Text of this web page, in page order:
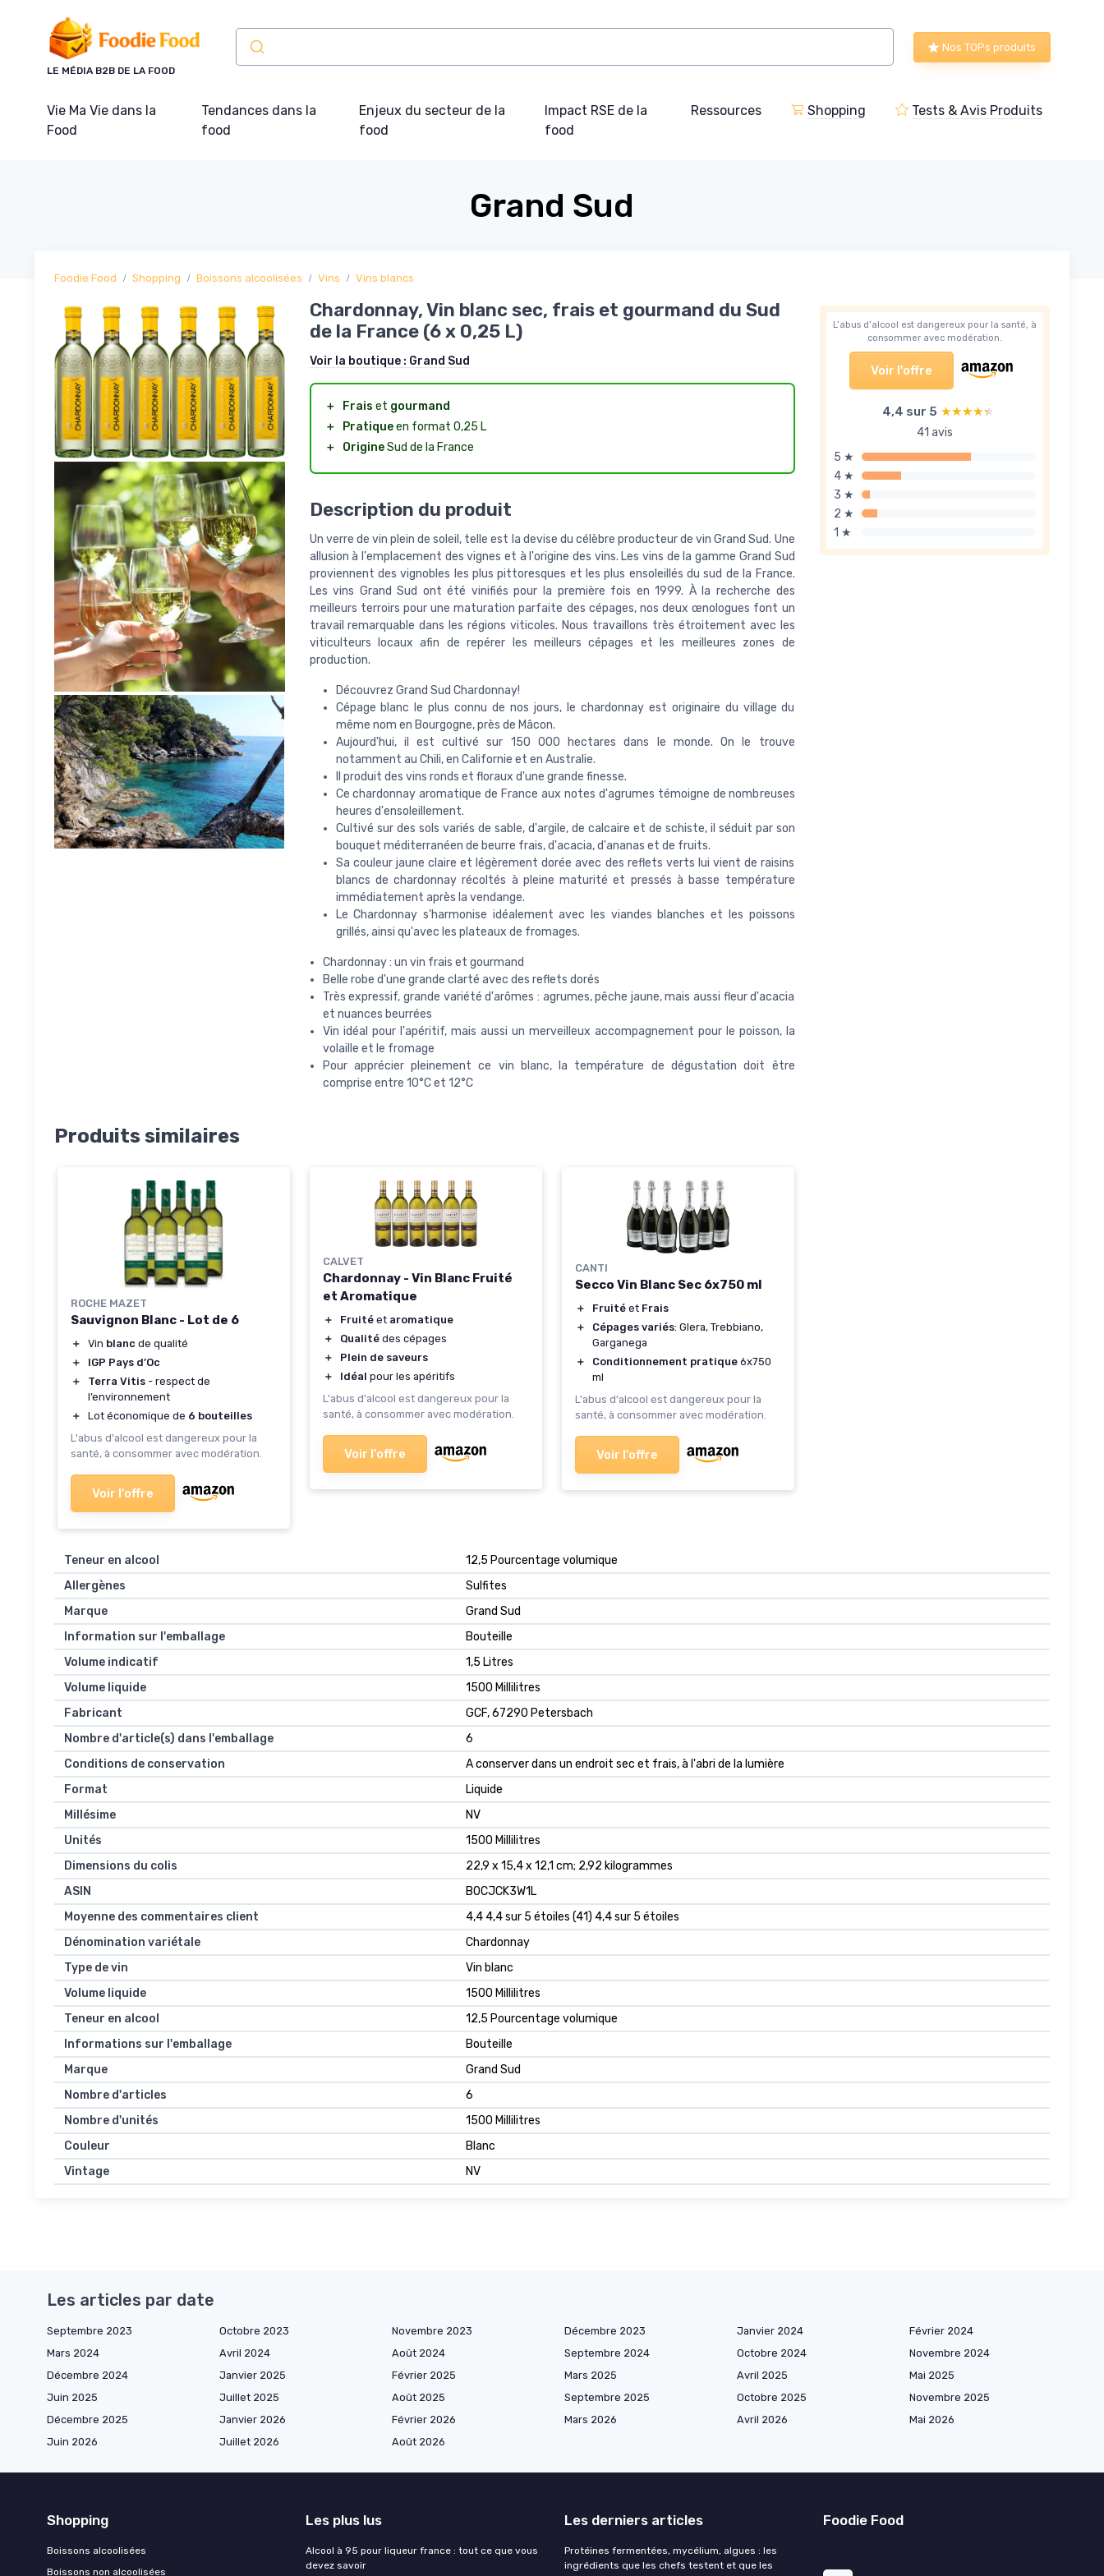
LE MÉDIA B2B DE LA FOOD
Nos TOPs produits
Vie Ma Vie dans la
Food
Tendances dans la
food
Enjeux du secteur de la
food
Impact RSE de la
food
Ressources Shopping Tests & Avis Produits
Grand Sud
Foodie Food Shopping Boissons alcoolisées Vins Vins blancs
L’abus d’alcool est dangereux pour la santé, à
consommer avec modération.
Voir l'offre
4,4 sur 5 ★★★★★
★★★★★
41 avis
5 ★
4 ★
3 ★
2 ★
1 ★
Chardonnay, Vin blanc sec, frais et gourmand du Sud
de la France (6 x 0,25 L)
Voir la boutique : Grand Sud
＋ Frais et gourmand
＋
Pratiqueen format 0,25 L
＋
OrigineSud de la France
Description du produit
Un verre de vin plein de soleil, telle est la devise du célèbre producteur de vin Grand Sud. Une
allusion à l'emplacement des vignes et à l'origine des vins. Les vins de la gamme Grand Sud
proviennent des vignobles les plus pittoresques et les plus ensoleillés du sud de la France.
Les vins Grand Sud ont été vinifiés pour la première fois en 1999. À la recherche des
meilleurs terroirs pour une maturation parfaite des cépages, nos deux œnologues font un
travail remarquable dans les régions viticoles. Nous travaillons très étroitement avec les
viticulteurs locaux afin de repérer les meilleurs cépages et les meilleures zones de
production.
Découvrez Grand Sud Chardonnay!
Cépage blanc le plus connu de nos jours, le chardonnay est originaire du village du
même nom en Bourgogne, près de Mâcon.
Aujourd'hui, il est cultivé sur 150 000 hectares dans le monde. On le trouve
notamment au Chili, en Californie et en Australie.
Il produit des vins ronds et floraux d'une grande finesse.
Ce chardonnay aromatique de France aux notes d'agrumes témoigne de nombreuses
heures d'ensoleillement.
Cultivé sur des sols variés de sable, d'argile, de calcaire et de schiste, il séduit par son
bouquet méditerranéen de beurre frais, d'acacia, d'ananas et de fruits.
Sa couleur jaune claire et légèrement dorée avec des reflets verts lui vient de raisins
blancs de chardonnay récoltés à pleine maturité et pressés à basse température
immédiatement après la vendange.
Le Chardonnay s'harmonise idéalement avec les viandes blanches et les poissons
grillés, ainsi qu'avec les plateaux de fromages.
Chardonnay : un vin frais et gourmand
Belle robe d'une grande clarté avec des reflets dorés
Très expressif, grande variété d'arômes : agrumes, pêche jaune, mais aussi fleur d'acacia
et nuances beurrées
Vin idéal pour l'apéritif, mais aussi un merveilleux accompagnement pour le poisson, la
volaille et le fromage
Pour apprécier pleinement ce vin blanc, la température de dégustation doit être
comprise entre 10°C et 12°C
Produits similaires
ROCHE MAZET
Sauvignon Blanc - Lot de 6
＋ Vin blanc de qualité
＋
IGP Pays d’Oc
＋
Terra Vitis - respect de
l’environnement
＋
Lot économique de 6 bouteilles
L'abus d'alcool est dangereux pour la
santé, à consommer avec modération.
Voir l'offre
CALVET
Chardonnay - Vin Blanc Fruité
et Aromatique
＋ Fruité et aromatique
＋
Qualité des cépages
＋
Plein de saveurs
＋
Idéal pour les apéritifs
L'abus d'alcool est dangereux pour la
santé, à consommer avec modération.
Voir l'offre
CANTI
Secco Vin Blanc Sec 6x750 ml
＋ Fruité et Frais
＋
Cépages variés: Glera, Trebbiano,
Garganega
＋
Conditionnement pratique 6x750
ml
L'abus d'alcool est dangereux pour la
santé, à consommer avec modération.
Voir l'offre
Teneur en alcool
‎12,5 Pourcentage volumique
Allergènes
‎Sulfites
Marque
‎Grand Sud
Information sur l'emballage
‎Bouteille
Volume indicatif
‎1,5 Litres
Volume liquide
‎1500 Millilitres
Fabricant
‎GCF, 67290 Petersbach
Nombre d'article(s) dans l'emballage
‎6
Conditions de conservation
‎A conserver dans un endroit sec et frais, à l'abri de la lumière
Format
‎Liquide
Millésime
‎NV
Unités
‎1500 Millilitres
Dimensions du colis
‎22,9 x 15,4 x 12,1 cm; 2,92 kilogrammes
ASIN
B0CJCK3W1L
Moyenne des commentaires client
4,4 4,4 sur 5 étoiles (41) 4,4 sur 5 étoiles
Dénomination variétale
Chardonnay
Type de vin
Vin blanc
Volume liquide
1500 Millilitres
Teneur en alcool
12,5 Pourcentage volumique
Informations sur l'emballage
Bouteille
Marque
Grand Sud
Nombre d'articles
6
Nombre d'unités
1500 Millilitres
Couleur
Blanc
Vintage
NV
Les articles par date
Septembre 2023 Octobre 2023 Novembre 2023 Décembre 2023 Janvier 2024
Février 2024
Mars 2024
Avril 2024 Août 2024 Septembre 2024 Octobre 2024
Novembre 2024
Décembre 2024
Janvier 2025 Février 2025 Mars 2025 Avril 2025
Mai 2025
Juin 2025
Juillet 2025 Août 2025 Septembre 2025 Octobre 2025
Novembre 2025
Décembre 2025
Janvier 2026 Février 2026 Mars 2026 Avril 2026
Mai 2026
Juin 2026
Juillet 2026 Août 2026
Shopping
Boissons alcoolisées
Boissons non alcoolisées
Les plus lus
Alcool à 95 pour liqueur france : tout ce que vous
devez savoir
Les derniers articles
Protéines fermentées, mycélium, algues : les
ingrédients que les chefs testent et que les
Foodie Food